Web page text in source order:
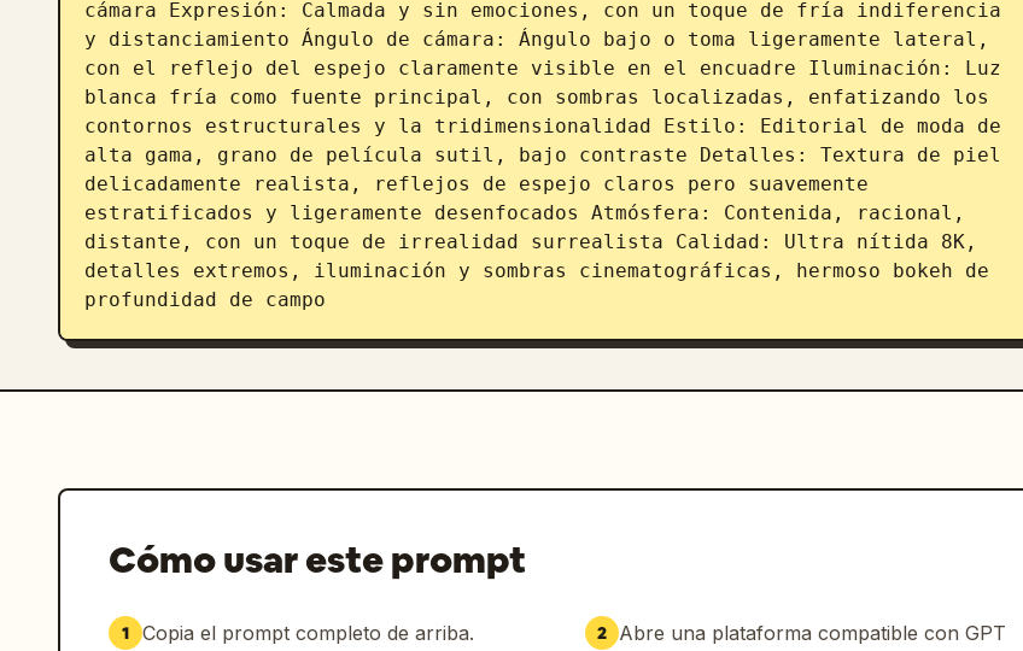
cámara Expresión: Calmada y sin emociones, con un toque de fría indiferencia
y distanciamiento Ángulo de cámara: Ángulo bajo o toma ligeramente lateral,
con el reflejo del espejo claramente visible en el encuadre Iluminación: Luz
blanca fría como fuente principal, con sombras localizadas, enfatizando los
contornos estructurales y la tridimensionalidad Estilo: Editorial de moda de
alta gama, grano de película sutil, bajo contraste Detalles: Textura de piel
delicadamente realista, reflejos de espejo claros pero suavemente
estratificados y ligeramente desenfocados Atmósfera: Contenida, racional,
distante, con un toque de irrealidad surrealista Calidad: Ultra nítida 8K,
detalles extremos, iluminación y sombras cinematográficas, hermoso bokeh de
profundidad de campo
Cómo usar este prompt
1 Copia el prompt completo de arriba. 2 Abre una plataforma compatible con GPT